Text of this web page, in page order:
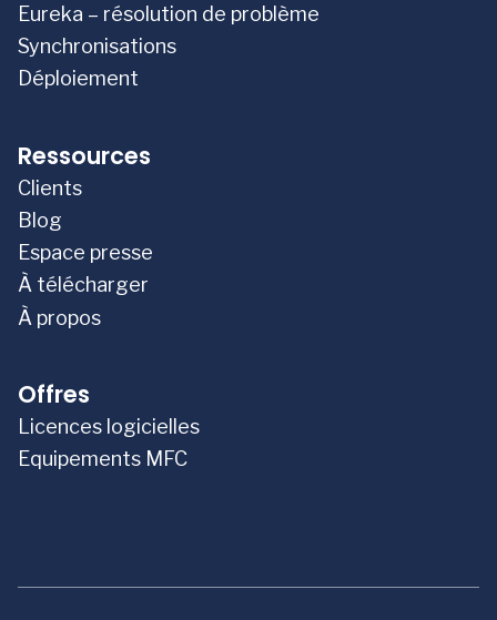
Eureka – résolution de problème
Synchronisations
Déploiement
Ressources
Clients
Blog
Espace presse
À télécharger
À propos
Offres
Licences logicielles
Equipements MFC